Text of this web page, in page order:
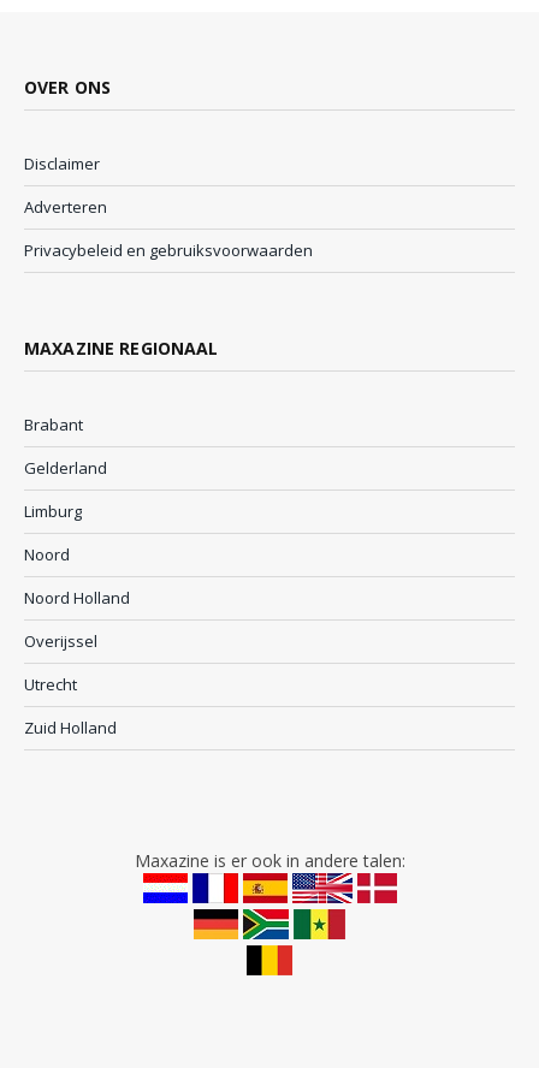
OVER ONS
Disclaimer
Adverteren
Privacybeleid en gebruiksvoorwaarden
MAXAZINE REGIONAAL
Brabant
Gelderland
Limburg
Noord
Noord Holland
Overijssel
Utrecht
Zuid Holland
Maxazine is er ook in andere talen: